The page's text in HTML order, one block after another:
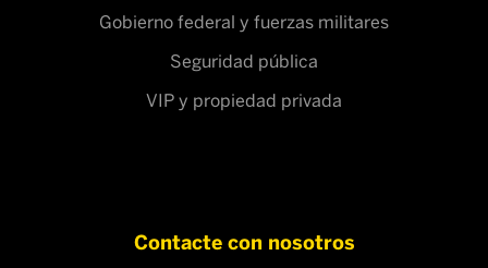
Gobierno federal y fuerzas militares
Seguridad pública
VIP y propiedad privada
Contacte con nosotros